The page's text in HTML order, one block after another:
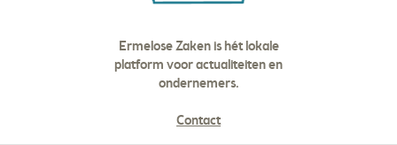
Ermelose Zaken is hét lokale
platform voor actualiteiten en
ondernemers.
Contact